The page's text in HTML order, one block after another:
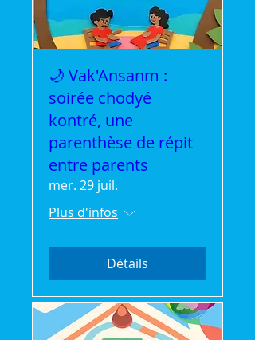
🌙 Vak'Ansanm :
soirée chodyé
kontré, une
parenthèse de répit
entre parents
mer. 29 juil.
Plus d'infos
Détails